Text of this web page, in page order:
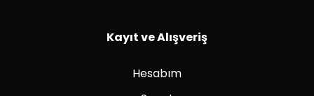
Kayıt ve Alışveriş
Hesabım